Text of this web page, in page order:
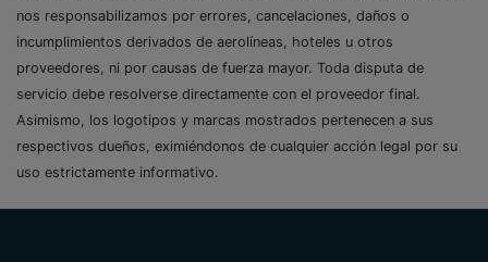
nos responsabilizamos por errores, cancelaciones, daños o
incumplimientos derivados de aerolíneas, hoteles u otros
proveedores, ni por causas de fuerza mayor. Toda disputa de
servicio debe resolverse directamente con el proveedor final.
Asimismo, los logotipos y marcas mostrados pertenecen a sus
respectivos dueños, eximiéndonos de cualquier acción legal por su
uso estrictamente informativo.